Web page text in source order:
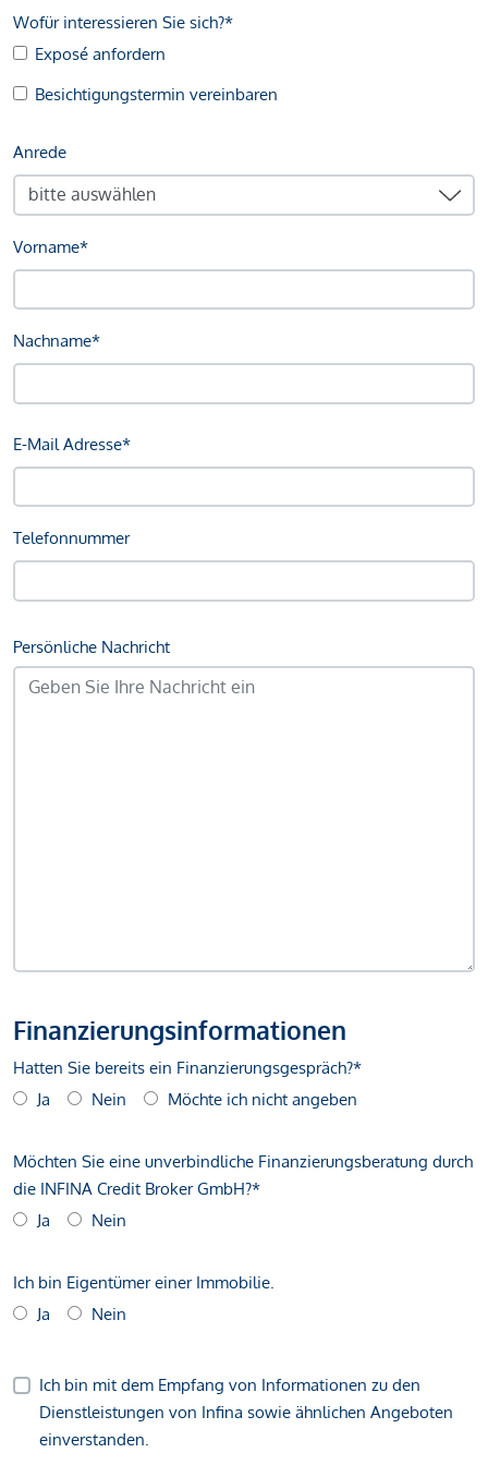
Wofür interessieren Sie sich?*
Exposé anfordern
Besichtigungstermin vereinbaren
Anrede
Vorname*
Nachname*
E-Mail Adresse*
Telefonnummer
Persönliche Nachricht
Finanzierungsinformationen
Hatten Sie bereits ein Finanzierungsgespräch?*
Ja
Nein Möchte ich nicht angeben
Möchten Sie eine unverbindliche Finanzierungsberatung durch
die INFINA Credit Broker GmbH?*
Ja
Nein
Ich bin Eigentümer einer Immobilie.
Ja
Nein
Ich bin mit dem Empfang von Informationen zu den
Dienstleistungen von Infina sowie ähnlichen Angeboten
einverstanden.